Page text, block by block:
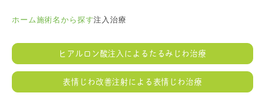
ホーム施術名から探す注入治療
ヒアルロン酸注入によるたるみじわ治療
表情じわ改善注射による表情じわ治療